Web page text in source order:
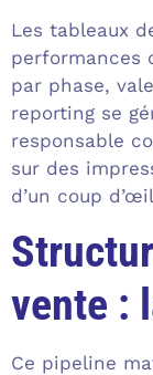
Les tableaux
performances
par phase,
reporting se
responsable
sur des
d’un coup
vente :
Ce pipeline